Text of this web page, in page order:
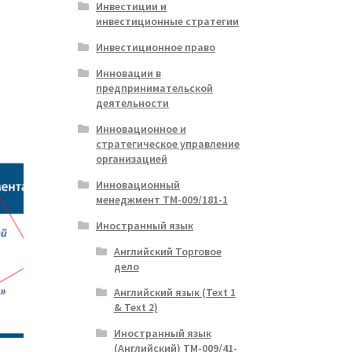
Инвестиции и
инвестиционные стратегии
Инвестиционное право
Инновации в
предпринимательской
деятельности
Инновационное и
стратегическое управление
организацией
Инновационный
менеджмент ТМ-009/181-1
Иностранный язык
Английский Торговое
дело
Английский язык (Text 1
& Text 2)
Иностранный язык
(Английский) ТМ-009/41-